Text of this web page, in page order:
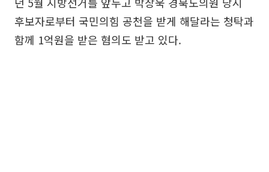
후보자로부터 국민의힘 공천을 받게 해달라는 청탁과
함께 1억원을 받은 혐의도 받고 있다.